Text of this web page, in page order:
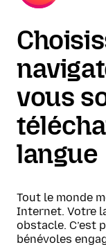
vous
langue
Tout le monde
Internet. Votre
obstacle. C’est
bénévoles